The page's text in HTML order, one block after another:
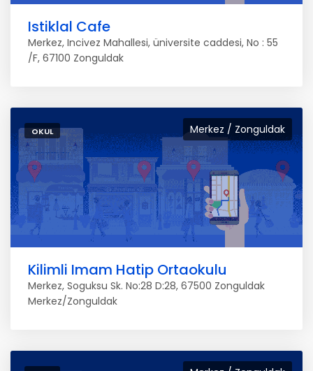
Istiklal Cafe
Merkez, Incivez Mahallesi, üniversite caddesi, No : 55
/F, 67100 Zonguldak
Merkez / Zonguldak
OKUL
Kilimli Imam Hatip Ortaokulu
Merkez, Soguksu Sk. No:28 D:28, 67500 Zonguldak
Merkez/Zonguldak